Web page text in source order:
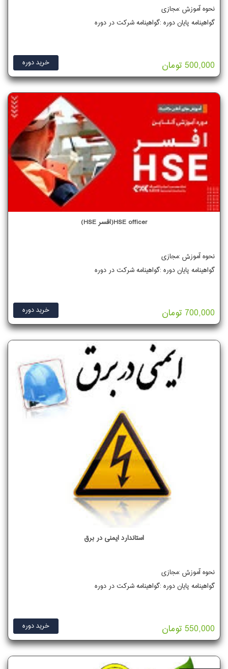
نحوه آموزش :مجازی
گواهینامه پایان دوره :گواهینامه شرکت در دوره
خرید دوره 500,000 تومان
HSE officer(افسر HSE)
نحوه آموزش :مجازی
گواهینامه پایان دوره :گواهینامه شرکت در دوره
خرید دوره 700,000 تومان
استاندارد ایمنی در برق
نحوه آموزش :مجازی
گواهینامه پایان دوره :گواهینامه شرکت در دوره
خرید دوره 550,000 تومان